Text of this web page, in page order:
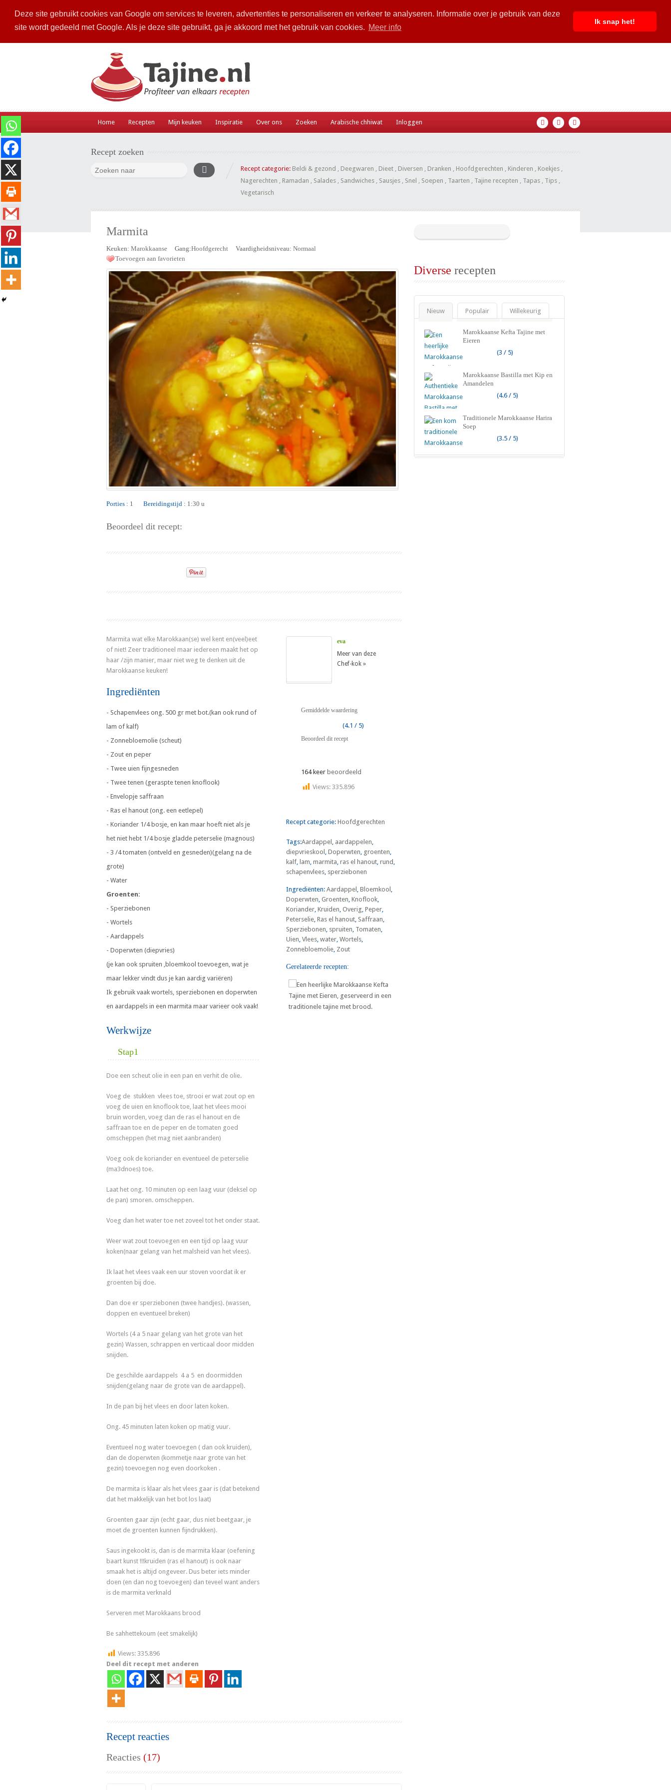
Deze site gebruikt cookies van Google om services te leveren, advertenties te personaliseren en verkeer te analyseren. Informatie over je gebruik van deze
site wordt gedeeld met Google. Als je deze site gebruikt, ga je akkoord met het gebruik van cookies. Meer info
Ik snap het!
Home Recepten Mijn keuken Inspiratie Over ons Zoeken Arabische chhiwat Inloggen
Recept zoeken
Recept categorie: Beldi & gezond , Deegwaren , Dieet , Diversen , Dranken , Hoofdgerechten , Kinderen , Koekjes ,
Nagerechten , Ramadan , Salades , Sandwiches , Sausjes , Snel , Soepen , Taarten , Tajine recepten , Tapas , Tips ,
Vegetarisch
Marmita
Keuken: Marokkaanse Gang:Hoofdgerecht Vaardigheidsniveau: Normaal
Toevoegen aan favorieten
Porties : 1 Bereidingstijd : 1:30 u
Beoordeel dit recept:
Marmita wat elke Marokkaan(se) wel kent en(veel)eet
of niet! Zeer traditioneel maar iedereen maakt het op
haar /zijn manier, maar niet weg te denken uit de
Marokkaanse keuken!
Ingrediënten
- Schapenvlees ong. 500 gr met bot.(kan ook rund of
lam of kalf)
- Zonnebloemolie (scheut)
- Zout en peper
- Twee uien fijngesneden
- Twee tenen (geraspte tenen knoflook)
- Envelopje saffraan
- Ras el hanout (ong. een eetlepel)
- Koriander 1/4 bosje, en kan maar hoeft niet als je
het niet hebt 1/4 bosje gladde peterselie (magnous)
- 3 /4 tomaten (ontveld en gesneden)(gelang na de
grote)
- Water
Groenten:
- Sperziebonen
- Wortels
- Aardappels
- Doperwten (diepvries)
(je kan ook spruiten ,bloemkool toevoegen, wat je
maar lekker vindt dus je kan aardig variëren)
Ik gebruik vaak wortels, sperziebonen en doperwten
en aardappels in een marmita maar varieer ook vaak!
Werkwijze
Stap1
Doe een scheut olie in een pan en verhit de olie.
Voeg de stukken vlees toe, strooi er wat zout op en
voeg de uien en knoflook toe, laat het vlees mooi
bruin worden, voeg dan de ras el hanout en de
saffraan toe en de peper en de tomaten goed
omscheppen (het mag niet aanbranden)
Voeg ook de koriander en eventueel de peterselie
(ma3dnoes) toe.
Laat het ong. 10 minuten op een laag vuur (deksel op
de pan) smoren. omscheppen.
Voeg dan het water toe net zoveel tot het onder staat.
Weer wat zout toevoegen en een tijd op laag vuur
koken(naar gelang van het malsheid van het vlees).
Ik laat het vlees vaak een uur stoven voordat ik er
groenten bij doe.
Dan doe er sperziebonen (twee handjes). (wassen,
doppen en eventueel breken)
Wortels (4 a 5 naar gelang van het grote van het
gezin) Wassen, schrappen en verticaal door midden
snijden.
De geschilde aardappels 4 a 5 en doormidden
snijden(gelang naar de grote van de aardappel).
In de pan bij het vlees en door laten koken.
Ong. 45 minuten laten koken op matig vuur.
Eventueel nog water toevoegen ( dan ook kruiden),
dan de doperwten (kommetje naar grote van het
gezin) toevoegen nog even doorkoken .
De marmita is klaar als het vlees gaar is (dat betekend
dat het makkelijk van het bot los laat)
Groenten gaar zijn (echt gaar, dus niet beetgaar, je
moet de groenten kunnen fijndrukken).
Saus ingekookt is, dan is de marmita klaar (oefening
baart kunst !!!kruiden (ras el hanout) is ook naar
smaak het is altijd ongeveer. Dus beter iets minder
doen (en dan nog toevoegen) dan teveel want anders
is de marmita verknald
Serveren met Marokkaans brood
Be sahhettekoum (eet smakelijk)
Views: 335.896
Deel dit recept met anderen
eva
Meer van deze
Chef-kok »
Gemiddelde waardering
(4.1 / 5)
Beoordeel dit recept
164 keer beoordeeld
Views: 335.896
Recept categorie: Hoofdgerechten
Tags:Aardappel , aardappelen,
diepvrieskool , Doperwten, groenten,
kalf, lam, marmita, ras el hanout, rund ,
schapenvlees, sperziebonen
Ingrediënten: Aardappel , Bloemkool ,
Doperwten, Groenten, Knoflook,
Koriander, Kruiden, Overig, Peper,
Peterselie, Ras el hanout, Saffraan,
Sperziebonen, spruiten, Tomaten,
Uien, Vlees, water, Wortels,
Zonnebloemolie, Zout
Gerelateerde recepten:
Recept reacties
Reacties (17)
Diverse recepten
Nieuw Populair Willekeurig
Marokkaanse Kefta Tajine met
Eieren
(3 / 5)
Marokkaanse Bastilla met Kip en
Amandelen
(4.6 / 5)
Traditionele Marokkaanse Harira
Soep
(3.5 / 5)